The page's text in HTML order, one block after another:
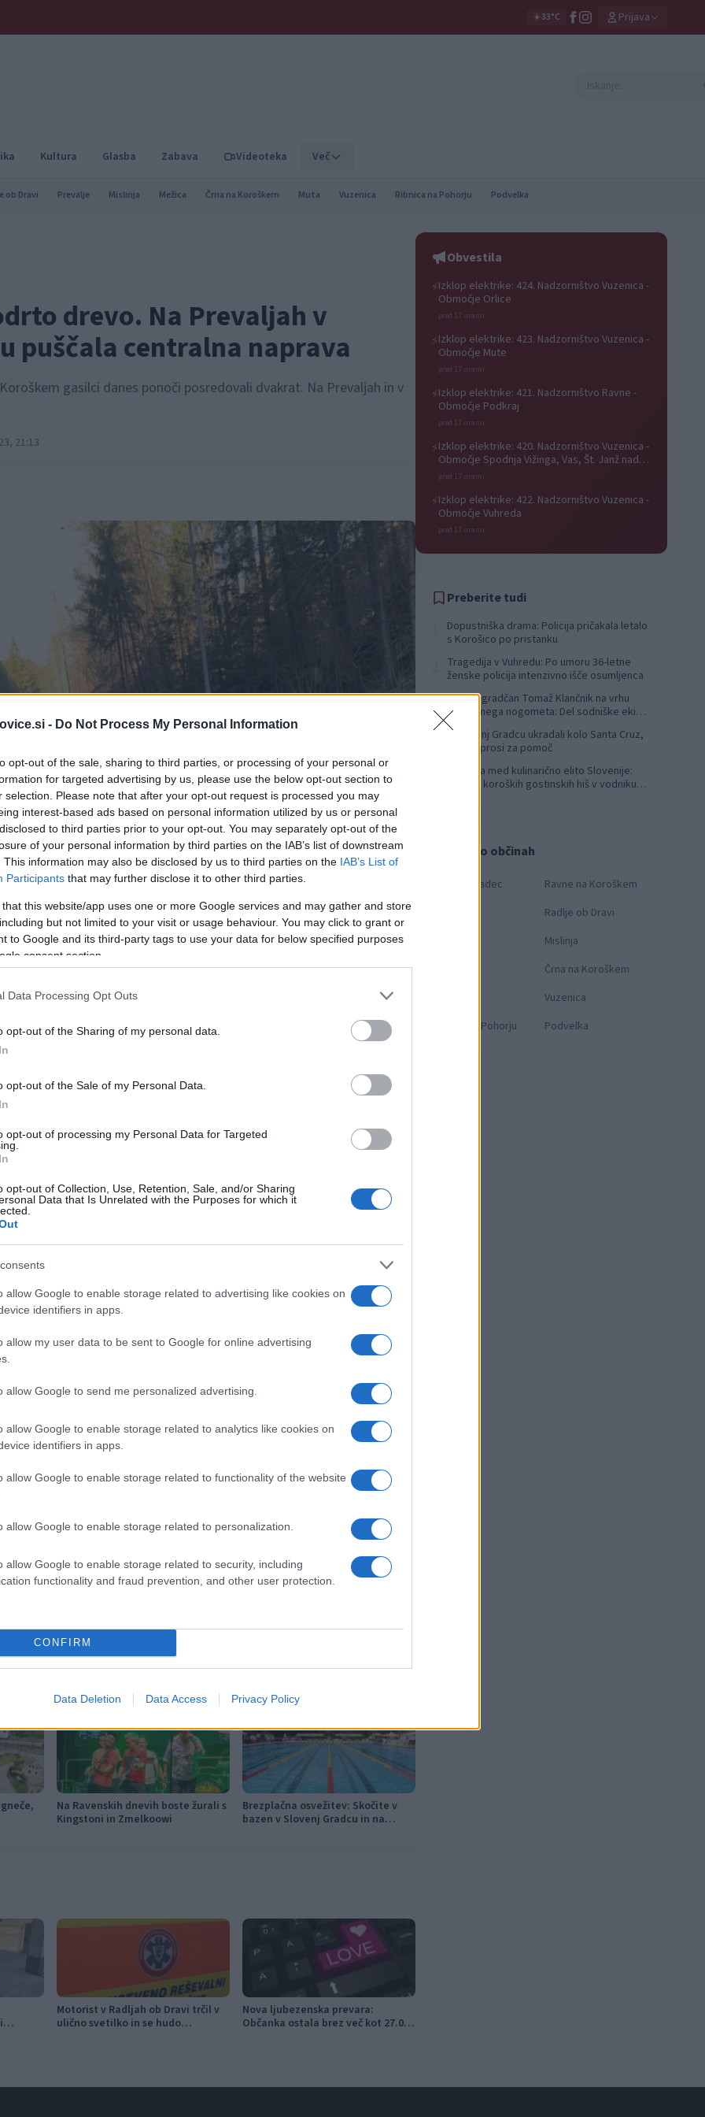
- Do Not Process My Personal Information
opt-out of the sale, sharing to third parties, or processing of your personal or
for targeted advertising by us, please use the below opt-out section to
selection. Please note that after your opt-out request is processed you may
interest-based ads based on personal information utilized by us or personal
to third parties prior to your opt-out. You may separately opt-out of the
of your personal information by third parties on the IAB’s list of downstream
This information may also be disclosed by us to third parties on the IAB’s List of
Participants that may further disclose it to other third parties.
that this website/app uses one or more Google services and may gather and store
but not limited to your visit or usage behaviour. You may click to grant or
to Google and its third-party tags to use your data for below specified purposes
consent section.
Data Processing Opt Outs
opt-out of the Sharing of my personal data.
opt-out of the Sale of my Personal Data.
opt-out of processing my Personal Data for Targeted
opt-out of Collection, Use, Retention, Sale, and/or Sharing
Data that Is Unrelated with the Purposes for which it
allow Google to enable storage related to advertising like cookies on
identifiers in apps.
allow my user data to be sent to Google for online advertising
allow Google to send me personalized advertising.
allow Google to enable storage related to analytics like cookies on
identifiers in apps.
allow Google to enable storage related to functionality of the website
allow Google to enable storage related to personalization.
allow Google to enable storage related to security, including
functionality and fraud prevention, and other user protection.
CONFIRM
Data Deletion Data Access Privacy Policy
☀️33°C Prijava
Kultura Glasba Zabava Videoteka Več
ob Dravi Prevalje Mislinja Mežica Črna na Koroškem Muta Vuzenica Ribnica na Pohorju Podvelka
drevo. Na Prevaljah v
puščala centralna naprava
gasilci danes ponoči posredovali dvakrat. Na Prevaljah in v
21:13
| Foto: Miha Obreza
Koroškem minila precej mirno. Gasilci so posredovali v Črni
občina Črna na Koroškem, gasilci PGD Črna na Koroškem
objektupuščala centralna napeljava.
lastnikavstopili v stanovanje in zaprli ventil.
Na Ravenskih dnevih boste žurali s
Kingstoni in Zmelkoowi
Brezplačna osvežitev: Skočite v
bazen v Slovenj Gradcu in na
Motorist v Radljah ob Dravi trčil v
ulično svetilko in se hudo
Nova ljubezenska prevara:
Občanka ostala brez več kot 27.000
Obvestila
⚡Izklop elektrike: 424. Nadzorništvo Vuzenica -
Območje Orlice
pred 17 urami
⚡Izklop elektrike: 423. Nadzorništvo Vuzenica -
Območje Mute
pred 17 urami
⚡Izklop elektrike: 421. Nadzorništvo Ravne -
Območje Podkraj
pred 17 urami
⚡Izklop elektrike: 420. Nadzorništvo Vuzenica -
Območje Spodnja Vižinga, Vas, Št. Janž nad
Radljami, Suhi Vrh, Dobrava
pred 17 urami
⚡Izklop elektrike: 422. Nadzorništvo Vuzenica -
Območje Vuhreda
pred 17 urami
Preberite tudi
Dopustniška drama: Policija pričakala letalo
s Korošico po pristanku
Tragedija v Vuhredu: Po umoru 36-letne
ženske policija intenzivno išče osumljenca
Slovenjgradčan Tomaž Klančnik na vrhu
svetovnega nogometa: Del sodniške ekipe
za finale svetovnega prvenstva
V Slovenj Gradcu ukradali kolo Santa Cruz,
lastnik prosi za pomoč
Koroška med kulinarično elito Slovenije:
Sedem koroških gostinskih hiš v vodniku
Novice po občinah
Slovenj Gradec
Ravne na Koroškem
Radlje ob Dravi
Mislinja
Črna na Koroškem
Vuzenica
Ribnica na Pohorju
Podvelka